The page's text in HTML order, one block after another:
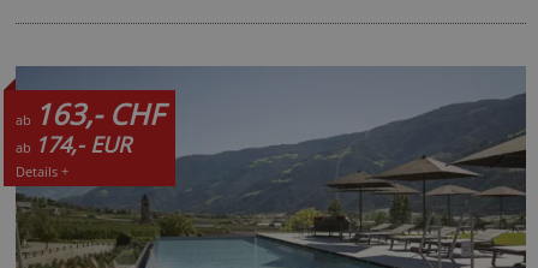
ab 163,- CHF
ab 174,- EUR
Details +